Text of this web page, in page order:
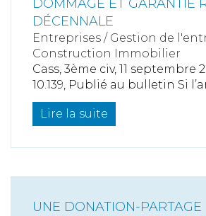
DOMMAGE ET GARANTIE
DÉCENNALE
Entreprises / Gestion de
Construction Immobilier
Cass, 3ème civ, 11 septembre
10.139, Publié au bulletin Si
Lire la suite
UNE DONATION-PARTAGE